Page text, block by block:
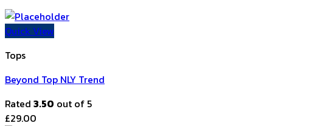
Quick View
Tops
Beyond Top NLY Trend
Rated 3.50 out of 5
£29.00